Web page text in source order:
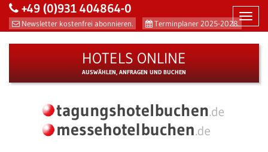
Newsletter kostenfrei abonnieren. Terminplaner 2025-2028.
+49 (0)931 404864-0
HOTELS ONLINE
AUSWÄHLEN, ANFRAGEN UND BUCHEN